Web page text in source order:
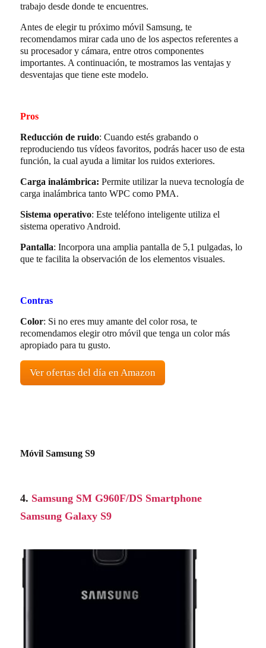
trabajo desde donde te encuentres.
Antes de elegir tu próximo móvil Samsung, te
recomendamos mirar cada uno de los aspectos referentes a
su procesador y cámara, entre otros componentes
importantes. A continuación, te mostramos las ventajas y
desventajas que tiene este modelo.
Pros
Reducción de ruido: Cuando estés grabando o
reproduciendo tus vídeos favoritos, podrás hacer uso de esta
función, la cual ayuda a limitar los ruidos exteriores.
Carga inalámbrica: Permite utilizar la nueva tecnología de
carga inalámbrica tanto WPC como PMA.
Sistema operativo: Este teléfono inteligente utiliza el
sistema operativo Android.
Pantalla: Incorpora una amplia pantalla de 5,1 pulgadas, lo
que te facilita la observación de los elementos visuales.
Contras
Color: Si no eres muy amante del color rosa, te
recomendamos elegir otro móvil que tenga un color más
apropiado para tu gusto.
Ver ofertas del día en Amazon
Móvil Samsung S9
4. Samsung SM G960F/DS Smartphone
Samsung Galaxy S9